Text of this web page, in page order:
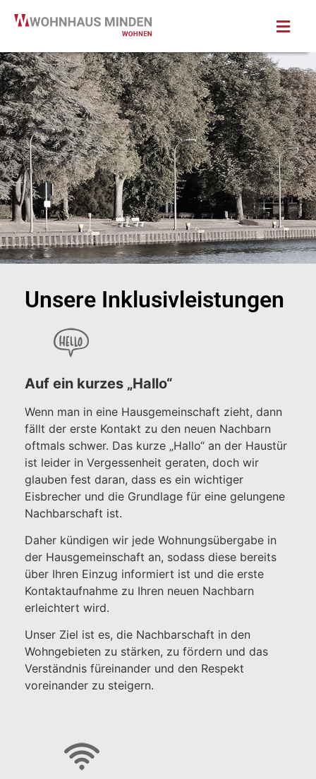
Unsere Inklusiv­leistungen
Auf ein kurzes „Hallo“
Wenn man in eine Hausgemeinschaft zieht, dann
fällt der erste Kontakt zu den neuen Nachbarn
oftmals schwer. Das kurze „Hallo“ an der Haustür
ist leider in Vergessenheit geraten, doch wir
glauben fest daran, dass es ein wichtiger
Eisbrecher und die Grundlage für eine gelungene
Nachbarschaft ist.
Daher kündigen wir jede Wohnungsübergabe in
der Hausgemeinschaft an, sodass diese bereits
über Ihren Einzug informiert ist und die erste
Kontaktaufnahme zu Ihren neuen Nachbarn
erleichtert wird.
Unser Ziel ist es, die Nachbarschaft in den
Wohngebieten zu stärken, zu fördern und das
Verständnis füreinander und den Respekt
voreinander zu steigern.